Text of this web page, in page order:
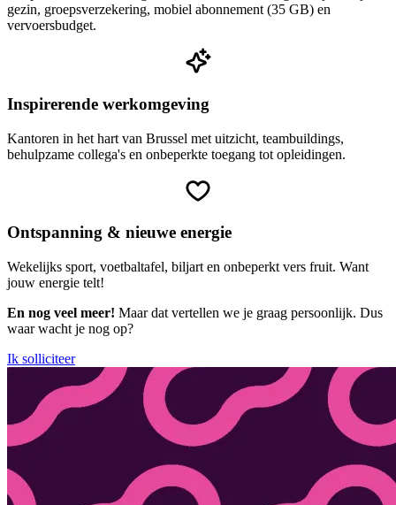
gezin, groepsverzekering, mobiel abonnement (35 GB) en
vervoersbudget.
Inspirerende werkomgeving
Kantoren in het hart van Brussel met uitzicht, teambuildings,
behulpzame collega's en onbeperkte toegang tot opleidingen.
Ontspanning & nieuwe energie
Wekelijks sport, voetbaltafel, biljart en onbeperkt vers fruit. Want
jouw energie telt!
En nog veel meer! Maar dat vertellen we je graag persoonlijk. Dus
waar wacht je nog op?
Ik solliciteer